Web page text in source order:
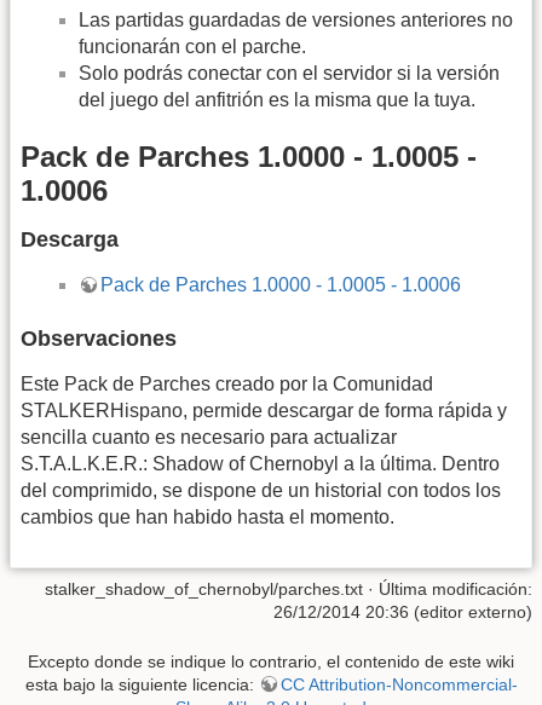
Las partidas guardadas de versiones anteriores no
funcionarán con el parche.
Solo podrás conectar con el servidor si la versión
del juego del anfitrión es la misma que la tuya.
Pack de Parches 1.0000 - 1.0005 -
1.0006
Descarga
Pack de Parches 1.0000 - 1.0005 - 1.0006
Observaciones
Este Pack de Parches creado por la Comunidad
STALKERHispano, permide descargar de forma rápida y
sencilla cuanto es necesario para actualizar
S.T.A.L.K.E.R.: Shadow of Chernobyl a la última. Dentro
del comprimido, se dispone de un historial con todos los
cambios que han habido hasta el momento.
stalker_shadow_of_chernobyl/parches.txt · Última modificación:
26/12/2014 20:36 (editor externo)
Excepto donde se indique lo contrario, el contenido de este wiki
esta bajo la siguiente licencia:
CC Attribution-Noncommercial-